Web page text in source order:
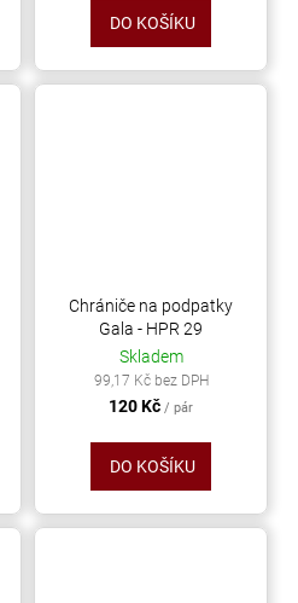
DO KOŠÍKU
Chrániče na podpatky
Gala - HPR 29
Skladem
99,17 Kč bez DPH
120 Kč / pár
DO KOŠÍKU